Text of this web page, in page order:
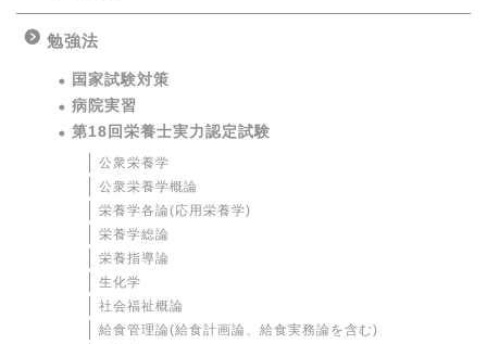
勉強法
国家試験対策
病院実習
第18回栄養士実力認定試験
公衆栄養学
公衆栄養学概論
栄養学各論(応用栄養学)
栄養学総論
栄養指導論
生化学
社会福祉概論
給食管理論(給食計画論、給食実務論を含む)